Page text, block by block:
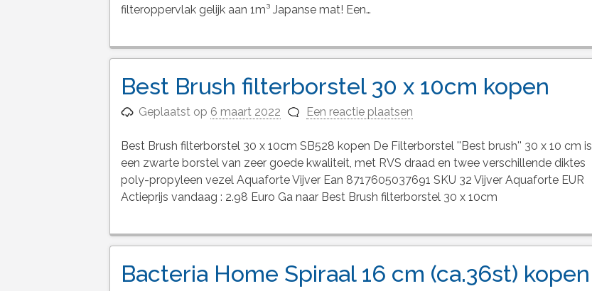
filteroppervlak gelijk aan 1m³ Japanse mat! Een…
Best Brush filterborstel 30 x 10cm kopen
Geplaatst op 6 maart 2022 Een reactie plaatsen
Best Brush filterborstel 30 x 10cm SB528 kopen De Filterborstel ''Best brush'' 30 x 10 cm is
een zwarte borstel van zeer goede kwaliteit, met RVS draad en twee verschillende diktes
poly-propyleen vezel Aquaforte Vijver Ean 8717605037691 SKU 32 Vijver Aquaforte EUR
Actieprijs vandaag : 2.98 Euro Ga naar Best Brush filterborstel 30 x 10cm
Bacteria Home Spiraal 16 cm (ca.36st) kopen